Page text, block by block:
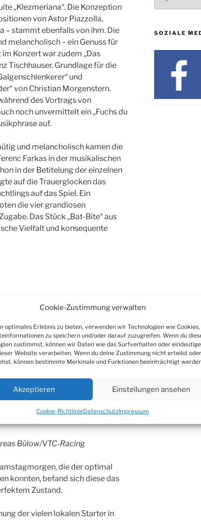
Cookie-Zustimmung verwalten
optimales Erlebnis zu bieten, verwenden wir Technologien wie Cookies,
zu speichern und/oder darauf zuzugreifen. Wenn du
zustimmst, können wir Daten wie das Surfverhalten oder eindeutige
Website verarbeiten. Wenn du deine Zustimmung nicht erteilst oder
können bestimmte Merkmale und Funktionen beeinträchtigt
Akzeptieren Einstellungen ansehen
Cookie-RichtlinieDatenschutzImpressum
„Klezmeriana“. Die Konzeption
von Astor Piazzolla,
– stammt ebenfalls von ihm. Die
melancholisch – ein Genuss für
Konzert war zudem „Das
Tischhauser. Grundlage für die
und
von Christian Morgenstern.
des Vortrags von
noch unvermittelt ein „Fuchs du
auf.
und melancholisch kamen die
Farkas in der musikalischen
in der Betitelung der einzelnen
auf die Trauerglocken das
auf das Spiel. Ein
die vier grandiosen
Das Stück „Bat-Bite“ aus
Vielfalt und konsequente
Finale auf dem
dem Bielsteiner Waldkurs das
sowie des Seitenwagen-
Bülow/VTC-Racing
die der optimal
konnten, befand sich diese das
Zustand.
der vielen lokalen Starter in
SOZIALE